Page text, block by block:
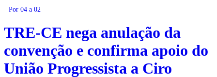
Por 04 a 02
TRE-CE nega anulação da
convenção e confirma apoio do
União Progressista a Ciro